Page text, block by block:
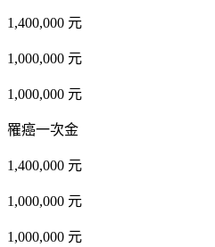
1,400,000 元
1,000,000 元
1,000,000 元
罹癌一次金
1,400,000 元
1,000,000 元
1,000,000 元